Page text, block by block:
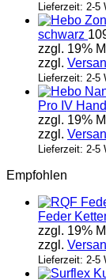
Lieferzeit: 2-5
schwarz
zzgl. 19%
zzgl.
Lieferzeit: 2-5
Pro IV
zzgl. 19%
zzgl.
Lieferzeit: 2-5
Empfohlen
Feder
zzgl. 19%
zzgl.
Lieferzeit: 2-5